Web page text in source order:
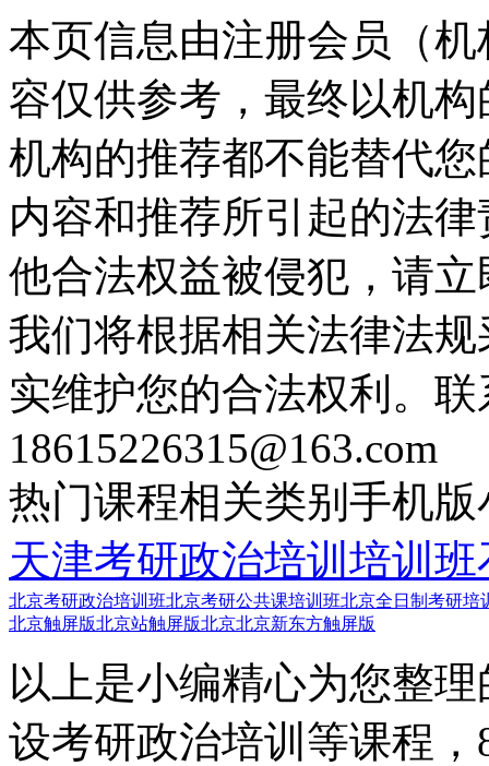
本页信息由注册会员（
容仅供参考，最终以机
机构的推荐都不能替代
内容和推荐所引起的法
他合法权益被侵犯，请
我们将根据相关法律法
实维护您的合法权利。
18615226315@163.com
热门课程相关类别 手机版
天津考研政治培训培训班
北京考研政治培训班北京考研公共课培训班北京全日制考研培
北京触屏版北京站触屏版北京北京新东方触屏版
以上是小编精心为您整
设考研政治培训等课程